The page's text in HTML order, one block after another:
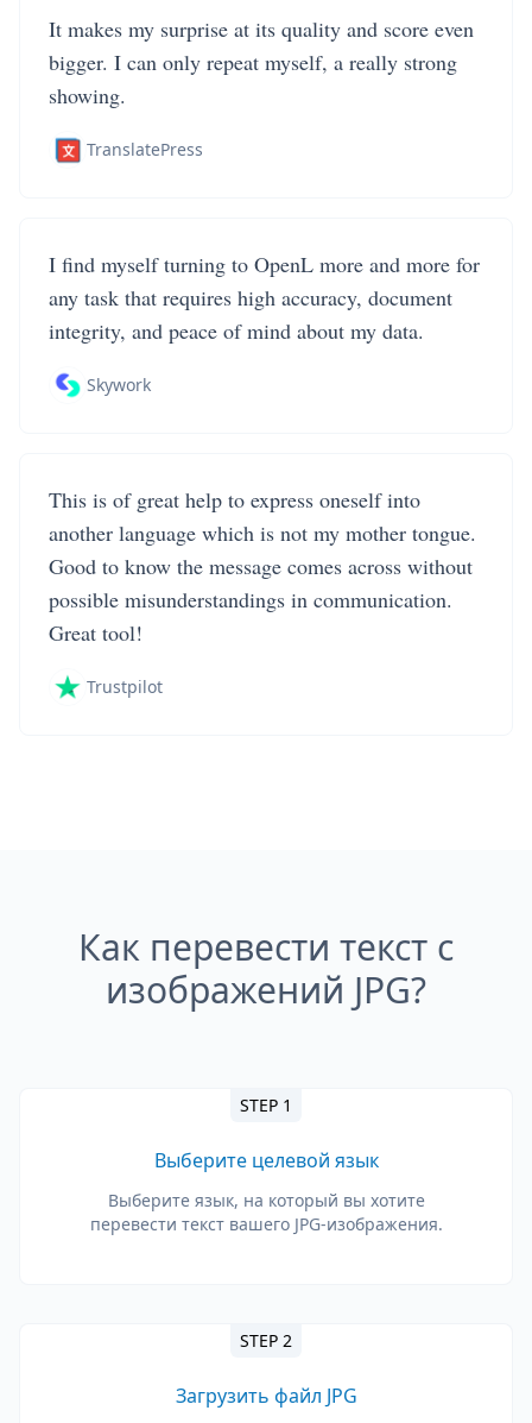
It makes my surprise at its quality and score even
bigger. I can only repeat myself, a really strong
showing.
TranslatePress
I find myself turning to OpenL more and more for
any task that requires high accuracy, document
integrity, and peace of mind about my data.
Skywork
This is of great help to express oneself into
another language which is not my mother tongue.
Good to know the message comes across without
possible misunderstandings in communication.
Great tool!
Trustpilot
Как перевести текст с
изображений JPG?
STEP 1
Выберите целевой язык
Выберите язык, на который вы хотите
перевести текст вашего JPG-изображения.
STEP 2
Загрузить файл JPG